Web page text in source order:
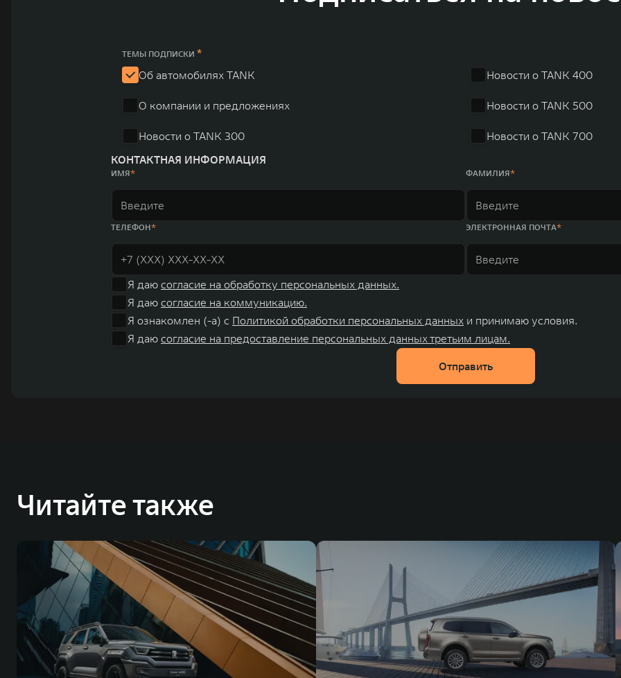
юаней (1,6 трлн рублей). С 1998 года Great Wall Motor занимает первое место по объёмам продаж пикапов в
систему исследований и разработок, включая центры в России, Китае, Японии, США, Германии, Индии, Австрии и
ТЕМЫ ПОДПИСКИ *
Об автомобилях TANK
О компании и предложениях
Новости о TANK 300
Новости о TANK 400
Новости о TANK 500
Новости о TANK 700
КОНТАКТНАЯ ИНФОРМАЦИЯ
ИМЯ ФАМИЛИЯ
ТЕЛЕФОН ЭЛЕКТРОННАЯ ПОЧТА
Я даю согласие на обработку персональных данных.
Я даю согласие на коммуникацию.
Я ознакомлен (-а) с Политикой обработки персональных данных и принимаю условия.
Я даю согласие на предоставление персональных данных третьим лицам.
Отправить
Читайте также